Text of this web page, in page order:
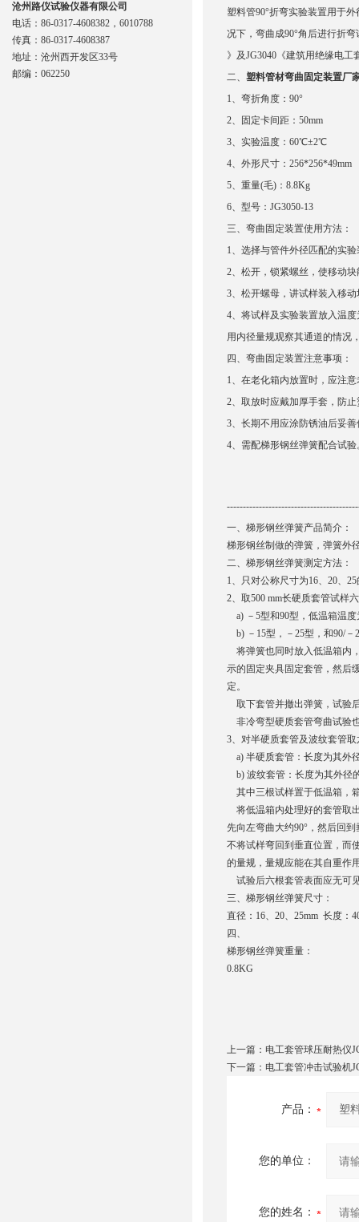
塑料管90°折弯实验装置用于
况下，弯曲成90°角后进行折
》及JG3040《建筑用绝缘电
二、 塑料管材弯曲固定装置厂
1、弯折角度：90°
2、固定卡间距：50mm
3、实验温度：60℃±2℃
4、外形尺寸：256*256*49mm
5、重量(毛)：8.8Kg
6、型号：JG3050-13
三、弯曲固定装置使用方法：
1、选择与管件外径匹配的实验
2、松开，锁紧螺丝，使移动
3、松开螺母，讲试样装入移
4、将试样及实验装置放入温
用内径量规观察其通道的情况
四、 弯曲固定装置注意事项：
1、在老化箱内放置时，应注
2、取放时应戴加厚手套，防止
3、长期不用应涂防锈油后妥善
4、需配梯形钢丝弹簧配合试验
一、 梯形钢丝弹簧产品简介：
梯形钢丝制做的弹簧，弹簧外
二、梯形钢丝弹簧测定方法：
1、只对公称尺寸为16、20、
2、取500 mm长硬质套管试样
a) －5型和90型，低温箱温
b) －15型，－25型，和90/
将弹簧也同时放入低温箱内
示的固定夹具固定套管，然后
定。
取下套管并撤出弹簧，试验
非冷弯型硬质套管弯曲试验
3、对半硬质套管及波纹套管
a) 半硬质套管：长度为其外
b) 波纹套管：长度为其外径
其中三根试样置于低温箱，
将低温箱内处理好的套管取
先向左弯曲大约90°，然后回
不将试样弯回到垂直位置，而
的量规，量规应能在其自重作
试验后六根套管表面应无可
三、梯形钢丝弹簧尺寸：
直径：16、20、25mm 长度：
四、
梯形钢丝弹簧重量：
0.8KG
上一篇： 电工套管球压耐热仪
下一篇： 电工套管冲击试验机
产品：
您的单位：
您的姓名：
沧州路仪试验仪器有限公司
电话：86-0317-4608382，6010788
传真：86-0317-4608387
地址：沧州西开发区33号
邮编：062250